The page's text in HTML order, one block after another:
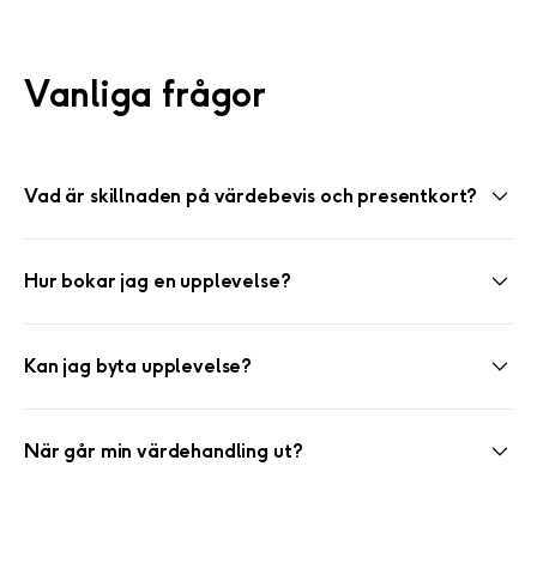
Vanliga frågor
Vad är skillnaden på värdebevis och presentkort?
Hur bokar jag en upplevelse?
Kan jag byta upplevelse?
När går min värdehandling ut?